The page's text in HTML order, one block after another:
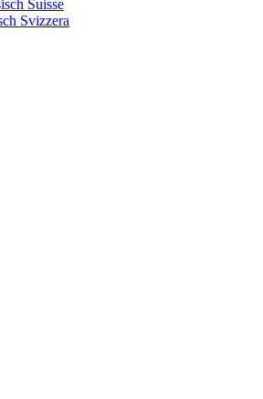
Suisse
Svizzera